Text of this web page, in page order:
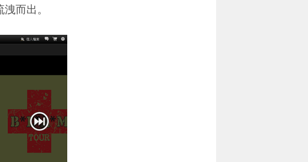
而出。